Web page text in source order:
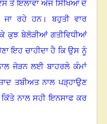
ਤੋਂ ਇਲਾਵਾ ਅੱਜ ਸਿੱਖਿਆ ਦੇ
ਜਾ ਰਹੇ ਹਨ।ਬਹੁਤੀ ਵਾਰ
ਕੁਝ ਬੇਲੋੜੀਆਂ ਗਤੀਵਿਧੀਆਂ
ਇਹ ਚਾਹੀਦਾ ਹੈ ਕਿ ਉਸ ਨੂੰ
ਜੋੜਨ ਲਈ ਬਾਹਰਲੇ ਕੰਮਾਂ
ਤਬੀਅਤ ਨਾਲ ਪੜ੍ਹਾਉਣ
ਨਾਲ ਸਹੀ ਇਨਸਾਫ ਕਰ